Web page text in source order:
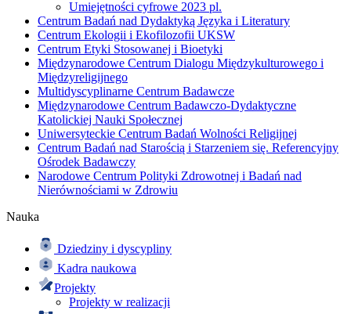
Umiejętności cyfrowe 2023 pl.
Centrum Badań nad Dydaktyką Języka i Literatury
Centrum Ekologii i Ekofilozofii UKSW
Centrum Etyki Stosowanej i Bioetyki
Międzynarodowe Centrum Dialogu Międzykulturowego i
Międzyreligijnego
Multidyscyplinarne Centrum Badawcze
Międzynarodowe Centrum Badawczo-Dydaktyczne
Katolickiej Nauki Społecznej
Uniwersyteckie Centrum Badań Wolności Religijnej
Centrum Badań nad Starością i Starzeniem się. Referencyjny
Ośrodek Badawczy
Narodowe Centrum Polityki Zdrowotnej i Badań nad
Nierównościami w Zdrowiu
Nauka
Dziedziny i dyscypliny
Kadra naukowa
Projekty
Projekty w realizacji